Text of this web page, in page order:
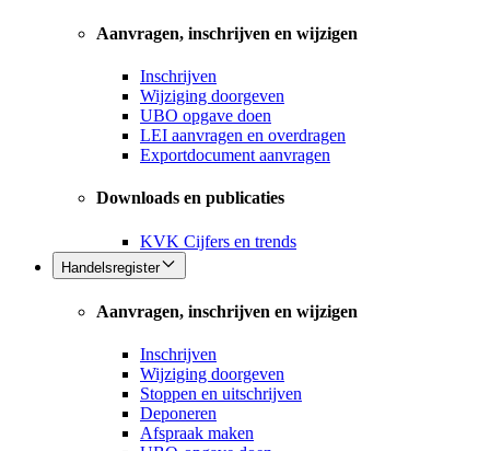
Aanvragen, inschrijven en wijzigen
Inschrijven
Wijziging doorgeven
UBO opgave doen
LEI aanvragen en overdragen
Exportdocument aanvragen
Downloads en publicaties
KVK Cijfers en trends
Handelsregister
Aanvragen, inschrijven en wijzigen
Inschrijven
Wijziging doorgeven
Stoppen en uitschrijven
Deponeren
Afspraak maken